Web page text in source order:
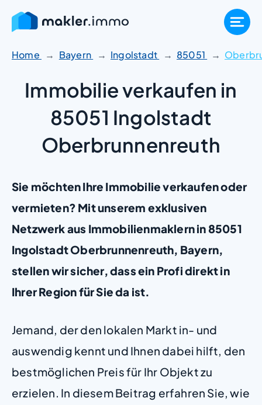
Zum
Inhalt
springen
Home Bayern Ingolstadt 85051
Immobilie verkaufen in
85051 Ingolstadt
Oberbrunnenreuth
Sie möchten Ihre Immobilie verkaufen oder
vermieten? Mit unserem exklusiven
Netzwerk aus Immobilienmaklern in 85051
Ingolstadt Oberbrunnenreuth, Bayern,
stellen wir sicher, dass ein Profi direkt in
Ihrer Region für Sie da ist.
Jemand, der den lokalen Markt in- und
auswendig kennt und Ihnen dabei hilft, den
bestmöglichen Preis für Ihr Objekt zu
erzielen. In diesem Beitrag erfahren Sie, wie